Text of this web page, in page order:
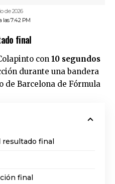
las 7:42 PM
de 2026
final
con 10 segundos
durante una bandera
de Barcelona de Fórmula
resultado final
final